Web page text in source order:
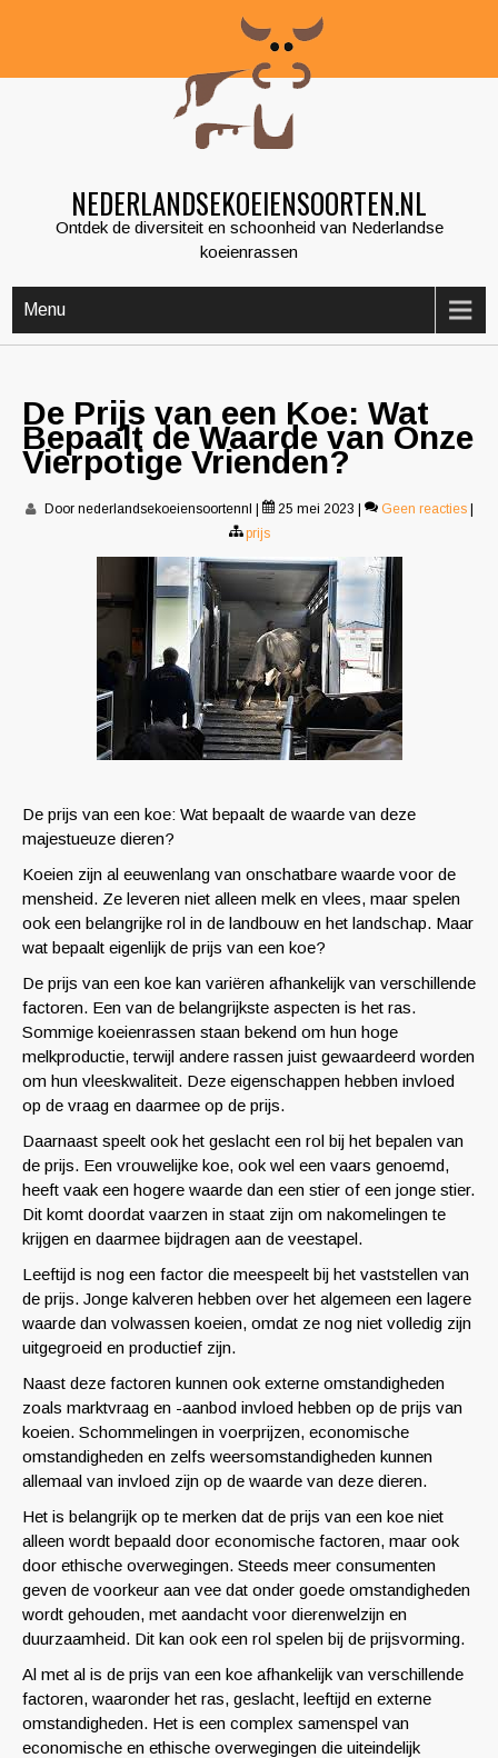
NEDERLANDSEKOEIENSOORTEN.NL
Ontdek de diversiteit en schoonheid van Nederlandse
koeienrassen
Menu
De Prijs van een Koe: Wat
Bepaalt de Waarde van Onze
Vierpotige Vrienden?
Door nederlandsekoeiensoortennl 25 mei 2023 Geen reacties
prijs
De prijs van een koe: Wat bepaalt de waarde van deze
majestueuze dieren?
Koeien zijn al eeuwenlang van onschatbare waarde voor de
mensheid. Ze leveren niet alleen melk en vlees, maar spelen
ook een belangrijke rol in de landbouw en het landschap. Maar
wat bepaalt eigenlijk de prijs van een koe?
De prijs van een koe kan variëren afhankelijk van verschillende
factoren. Een van de belangrijkste aspecten is het ras.
Sommige koeienrassen staan bekend om hun hoge
melkproductie, terwijl andere rassen juist gewaardeerd worden
om hun vleeskwaliteit. Deze eigenschappen hebben invloed
op de vraag en daarmee op de prijs.
Daarnaast speelt ook het geslacht een rol bij het bepalen van
de prijs. Een vrouwelijke koe, ook wel een vaars genoemd,
heeft vaak een hogere waarde dan een stier of een jonge stier.
Dit komt doordat vaarzen in staat zijn om nakomelingen te
krijgen en daarmee bijdragen aan de veestapel.
Leeftijd is nog een factor die meespeelt bij het vaststellen van
de prijs. Jonge kalveren hebben over het algemeen een lagere
waarde dan volwassen koeien, omdat ze nog niet volledig zijn
uitgegroeid en productief zijn.
Naast deze factoren kunnen ook externe omstandigheden
zoals marktvraag en -aanbod invloed hebben op de prijs van
koeien. Schommelingen in voerprijzen, economische
omstandigheden en zelfs weersomstandigheden kunnen
allemaal van invloed zijn op de waarde van deze dieren.
Het is belangrijk op te merken dat de prijs van een koe niet
alleen wordt bepaald door economische factoren, maar ook
door ethische overwegingen. Steeds meer consumenten
geven de voorkeur aan vee dat onder goede omstandigheden
wordt gehouden, met aandacht voor dierenwelzijn en
duurzaamheid. Dit kan ook een rol spelen bij de prijsvorming.
Al met al is de prijs van een koe afhankelijk van verschillende
factoren, waaronder het ras, geslacht, leeftijd en externe
omstandigheden. Het is een complex samenspel van
economische en ethische overwegingen die uiteindelijk